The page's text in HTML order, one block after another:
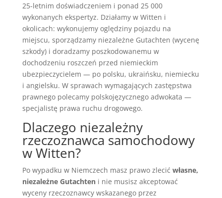
25-letnim doświadczeniem i ponad 25 000
wykonanych ekspertyz. Działamy w Witten i
okolicach: wykonujemy oględziny pojazdu na
miejscu, sporządzamy niezależne Gutachten (wycenę
szkody) i doradzamy poszkodowanemu w
dochodzeniu roszczeń przed niemieckim
ubezpieczycielem — po polsku, ukraińsku, niemiecku
i angielsku. W sprawach wymagających zastępstwa
prawnego polecamy polskojęzycznego adwokata —
specjalistę prawa ruchu drogowego.
Dlaczego niezależny
rzeczoznawca samochodowy
w Witten?
Po wypadku w Niemczech masz prawo zlecić własne,
niezależne Gutachteni nie musisz akceptować
wyceny rzeczoznawcy wskazanego przez